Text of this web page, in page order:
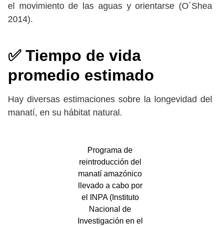
el movimiento de las aguas y orientarse (O´Shea
2014).
✅ Tiempo de vida
promedio estimado
Hay diversas estimaciones sobre la longevidad del
manatí, en su hábitat natural.
Programa de
reintroducción del
manatí amazónico
llevado a cabo por
el INPA (Instituto
Nacional de
Investigación en el